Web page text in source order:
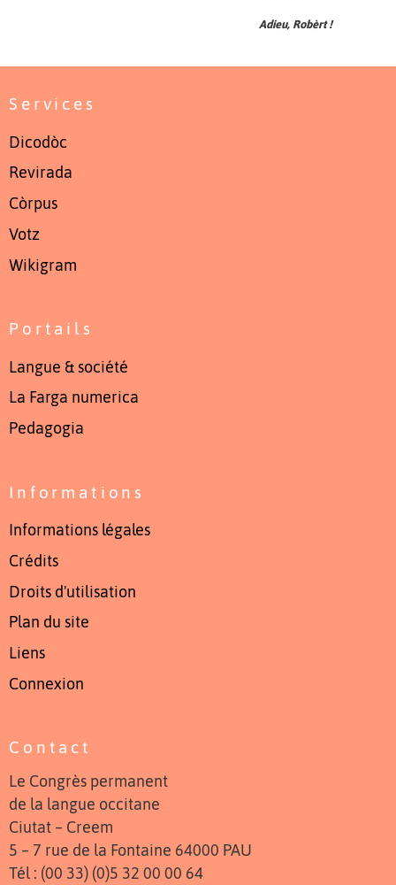
Adieu, Robèrt !
Services
Dicodòc
Revirada
Còrpus
Votz
Wikigram
Portails
Langue & société
La Farga numerica
Pedagogia
Informations
Informations légales
Crédits
Droits d'utilisation
Plan du site
Liens
Connexion
Contact
Le Congrès permanent
de la langue occitane
Ciutat – Creem
5 – 7 rue de la Fontaine 64000 PAU
Tél : (00 33) (0)5 32 00 00 64